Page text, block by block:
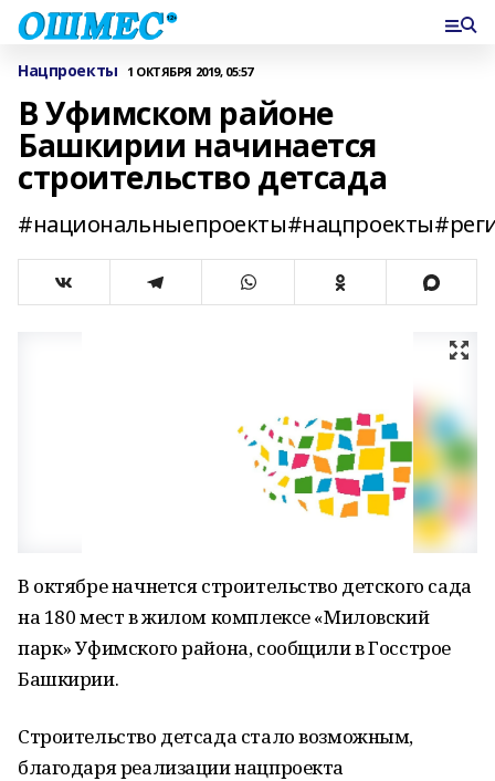
Нацпроекты 1 ОКТЯБРЯ 2019, 05:57
В Уфимском районе
Башкирии начинается
строительство детсада
В октябре начнется строительство детского сада
на 180 мест в жилом комплексе «Миловский
парк» Уфимского района, сообщили в Госстрое
Башкирии.
Строительство детсада стало возможным,
благодаря реализации нацпроекта